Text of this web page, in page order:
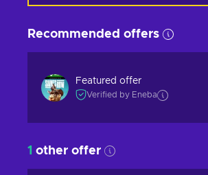
Recommended offers
Featured offer
Verified by Eneba
1 other offer